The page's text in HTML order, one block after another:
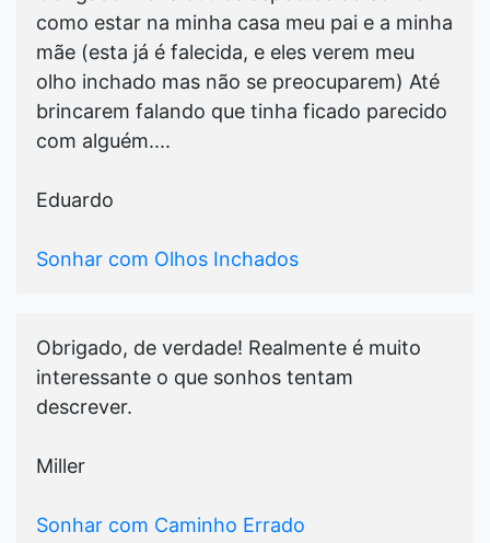
como estar na minha casa meu pai e a minha
mãe (esta já é falecida, e eles verem meu
olho inchado mas não se preocuparem) Até
brincarem falando que tinha ficado parecido
com alguém....
Eduardo
Sonhar com Olhos Inchados
Obrigado, de verdade! Realmente é muito
interessante o que sonhos tentam
descrever.
Miller
Sonhar com Caminho Errado